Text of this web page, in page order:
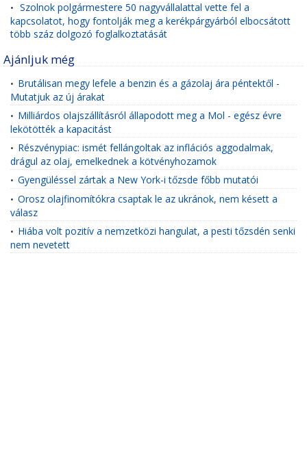
• Szolnok polgármestere 50 nagyvállalattal vette fel a
kapcsolatot, hogy fontolják meg a kerékpárgyárból elbocsátott
több száz dolgozó foglalkoztatását
Ajánljuk még
• Brutálisan megy lefele a benzin és a gázolaj ára péntektől -
Mutatjuk az új árakat
• Milliárdos olajszállításról állapodott meg a Mol - egész évre
lekötötték a kapacitást
• Részvénypiac: ismét fellángoltak az inflációs aggodalmak,
drágul az olaj, emelkednek a kötvényhozamok
• Gyengüléssel zártak a New York-i tőzsde főbb mutatói
• Orosz olajfinomítókra csaptak le az ukránok, nem késett a
válasz
• Hiába volt pozitív a nemzetközi hangulat, a pesti tőzsdén senki
nem nevetett